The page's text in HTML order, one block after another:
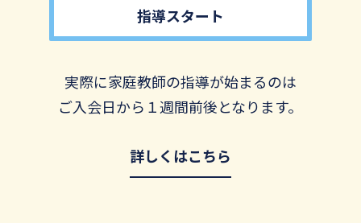
指導スタート
実際に家庭教師の指導が始まるのは
ご入会日から１週間前後となります。
詳しくはこちら